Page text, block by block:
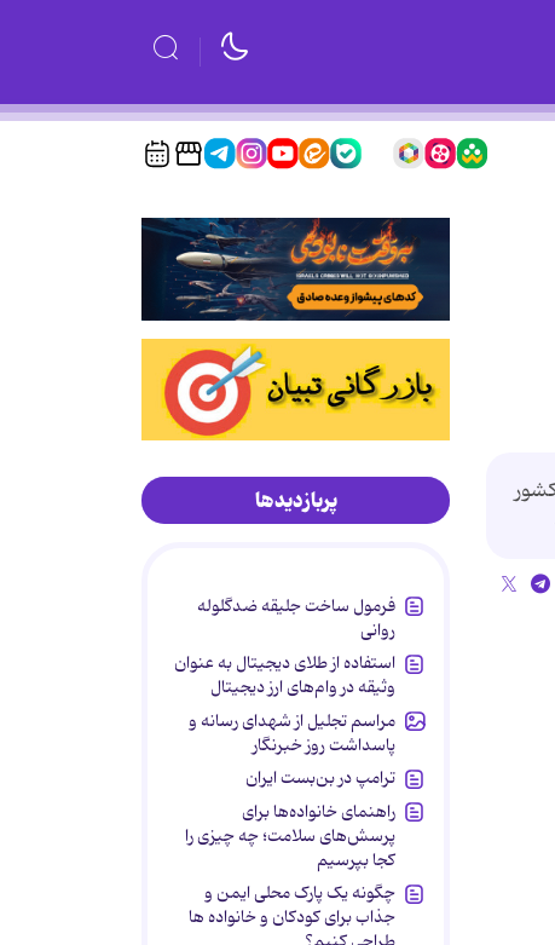
نامه ای از سوی یونسکو به مسوولان کشورمان ، ایران مسوول جمع آوری برنامه های اجرایی 10 کشور
پربازدیدها
فرمول ساخت جلیقه ضدگلوله
روانی
استفاده از طلای دیجیتال به عنوان
وثیقه در وام‌های ارز دیجیتال
مراسم تجلیل از شهدای رسانه و
پاسداشت روز خبرنگار
ترامپ در بن‌بست ایران
راهنمای خانواده‌ها برای
پرسش‌های سلامت؛ چه چیزی را
کجا بپرسیم
چگونه یک پارک محلی ایمن و
جذاب برای کودکان و خانواده ها